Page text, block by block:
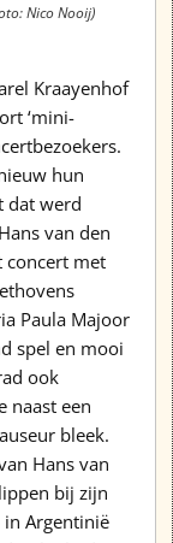
Nico Nooij)
Kraayenhof
‘mini-
hun
dat werd
van den
concert met
Paula Majoor
spel en mooi
ook
naast een
bleek.
Hans van
bij zijn
Argentinië